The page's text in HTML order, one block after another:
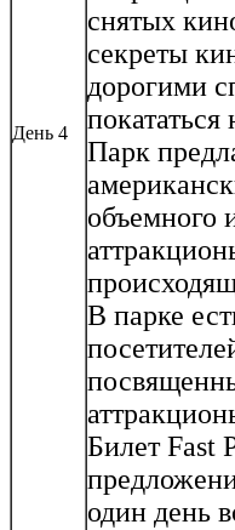
День 4
снятых
секреты
дорогими
Парк
объемного
В парке
Билет Fast
один день